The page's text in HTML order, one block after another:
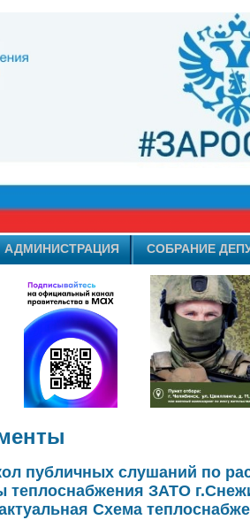
АДМИНИСТРАЦИЯ СОБРАНИЕ
публичных слушаний по
теплоснабжения ЗАТО
Схема